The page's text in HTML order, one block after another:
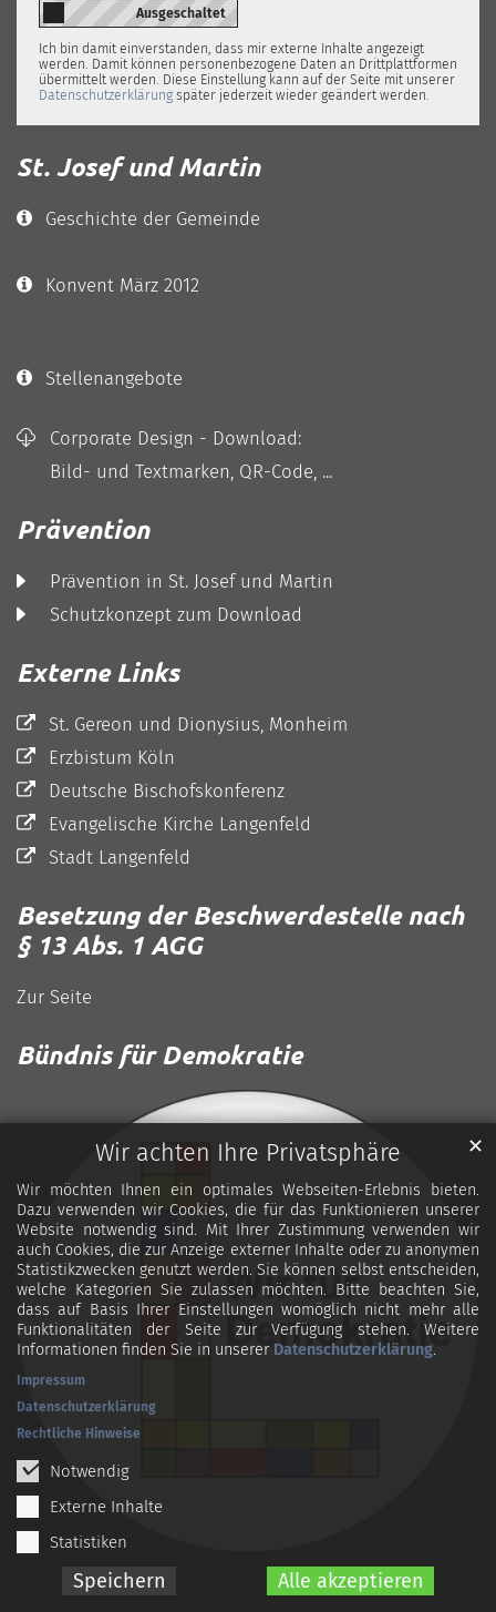
Wir achten Ihre Privatsphäre
Wir möchten Ihnen ein optimales Webseiten-Erlebnis bieten.
Dazu verwenden wir Cookies, die für das Funktionieren unserer
Website notwendig sind. Mit Ihrer Zustimmung verwenden wir
auch Cookies, die zur Anzeige externer Inhalte oder zu anonymen
Statistikzwecken genutzt werden. Sie können selbst entscheiden,
welche Kategorien Sie zulassen möchten. Bitte beachten Sie,
dass auf Basis Ihrer Einstellungen womöglich nicht mehr alle
Funktionalitäten der Seite zur Verfügung stehen. Weitere
Informationen finden Sie in unserer Datenschutzerklärung.
Notwendig
Externe Inhalte
Statistiken
Speichern Alle akzeptieren
✕
Impressum
Datenschutzerklärung
Rechtliche Hinweise
Ich bin damit einverstanden, dass mir externe Inhalte angezeigt
werden. Damit können personenbezogene Daten an Drittplattformen
übermittelt werden. Diese Einstellung kann auf der Seite mit unserer
Datenschutzerklärung später jederzeit wieder geändert werden.
St. Josef und Martin
Geschichte der Gemeinde
Konvent März 2012
Stellenangebote
Corporate Design - Download:
Bild- und Textmarken, QR-Code, ...
Prävention
Prävention in St. Josef und Martin
Schutzkonzept zum Download
Externe Links
St. Gereon und Dionysius, Monheim
Erzbistum Köln
Deutsche Bischofskonferenz
Evangelische Kirche Langenfeld
Stadt Langenfeld
Besetzung der Beschwerdestelle nach
§ 13 Abs. 1 AGG
Zur Seite
Bündnis für Demokratie